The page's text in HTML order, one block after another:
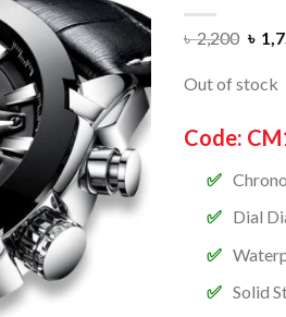
৳2,200 ৳
Out of stock
Code:
Dial
Solid